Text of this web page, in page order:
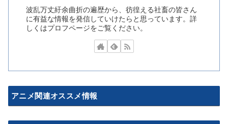
波乱万丈紆余曲折の遍歴から、彷徨える社畜の皆さん
に有益な情報を発信していけたらと思っています。詳
しくはプロフページをご覧ください。
アニメ関連オススメ情報